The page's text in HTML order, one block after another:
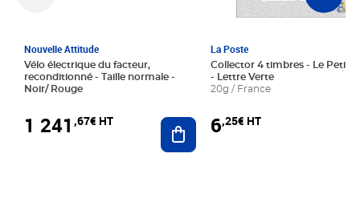
Nouvelle Attitude
Vélo électrique du facteur,
reconditionné - Taille normale -
Noir/ Rouge
1 241 ,67€ HT Ajouter au panier
La Poste
Collector 4 timbres - Le Petit
- Lettre Verte
20g / France
6,25€ HT